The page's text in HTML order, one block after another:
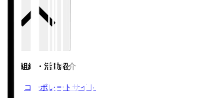
運営組織・活動紹介
コーポレートサイト